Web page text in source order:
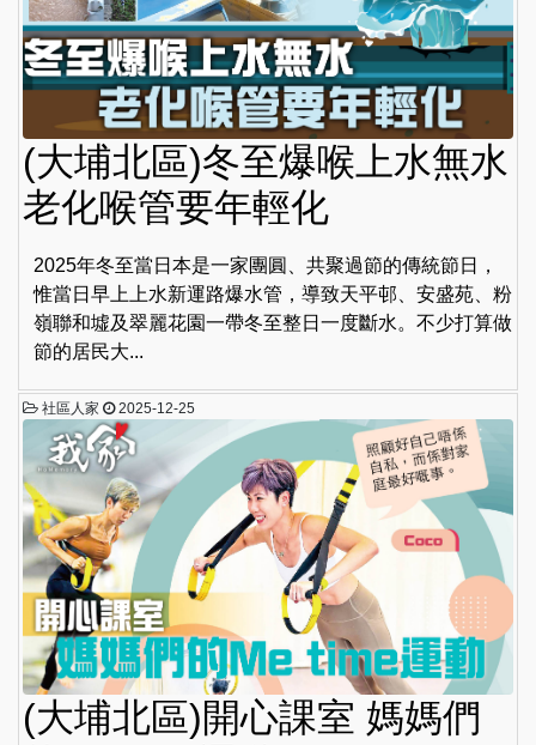
(大埔北區)冬至爆喉上水無水
老化喉管要年輕化
2025年冬至當日本是一家團圓、共聚過節的傳統節日，
惟當日早上上水新運路爆水管，導致天平邨、安盛苑、粉
嶺聯和墟及翠麗花園一帶冬至整日一度斷水。不少打算做
節的居民大...
社區人家 2025-12-25
(大埔北區)開心課室 媽媽們